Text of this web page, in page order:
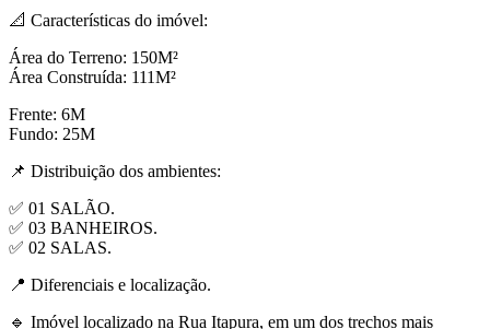
📐 Características do imóvel:
Área do Terreno: 150M²
Área Construída: 111M²
Frente: 6M
Fundo: 25M
📌 Distribuição dos ambientes:
✅ 01 SALÃO.
✅ 03 BANHEIROS.
✅ 02 SALAS.
📍 Diferenciais e localização.
🔹 Imóvel localizado na Rua Itapura, em um dos trechos mais